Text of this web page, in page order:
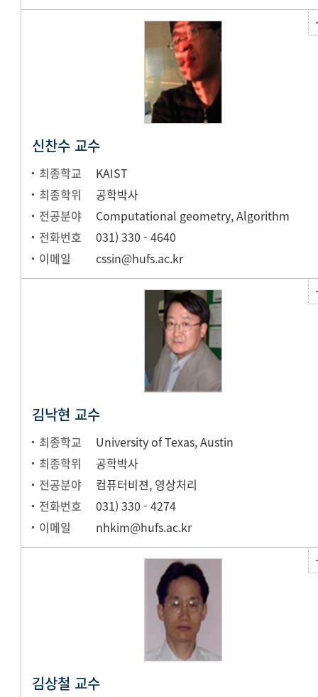
신찬수 교수
최종학교
KAIST
최종학위
공학박사
전공분야
Computational geometry, Algorithm
전화번호
031) 330 - 4640
이메일
cssin@hufs.ac.kr
김낙현 교수
최종학교
University of Texas, Austin
최종학위
공학박사
전공분야
컴퓨터비젼, 영상처리
전화번호
031) 330 - 4274
이메일
nhkim@hufs.ac.kr
김상철 교수